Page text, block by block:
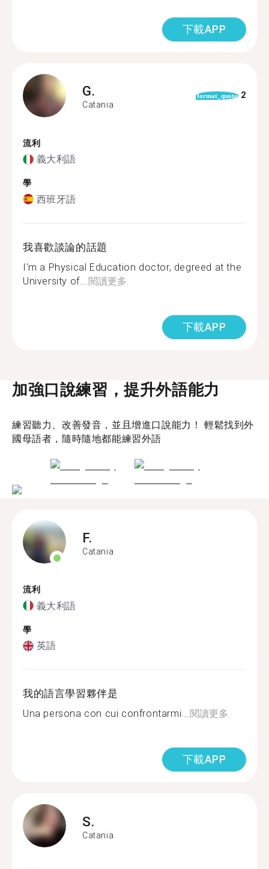
下載APP
G.
Catania
format_quote 2
流利
義大利語
學
西班牙語
我喜歡談論的話題
I'm a Physical Education doctor, degreed at the
University of... 閱讀更多
下載APP
加強口說練習，提升外語能力
練習聽力、改善發音，並且增進口說能力！ 輕鬆找到外
國母語者，隨時隨地都能練習外語
F.
Catania
流利
義大利語
學
英語
我的語言學習夥伴是
Una persona con cui confrontarmi...閱讀更多
下載APP
S.
Catania